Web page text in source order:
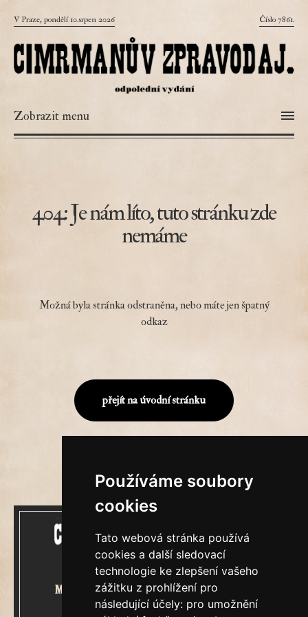
Používáme soubory
cookies
Tato webová stránka používá
cookies a další sledovací
technologie ke zlepšení vašeho
zážitku z prohlížení pro
následující účely: pro umožnění
V Praze, pondělí 10.srpen 2026 Číslo 7861.
Zobrazit menu
404: Je nám líto, tuto stránku zde
nemáme
Možná byla stránka odstraněna, nebo máte jen špatný
odkaz
přejít na úvodní stránku
Mecenášem Cimrmanova Zpravodaje
je společnost